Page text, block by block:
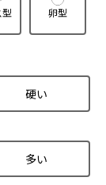
型 卵型
硬い
多い